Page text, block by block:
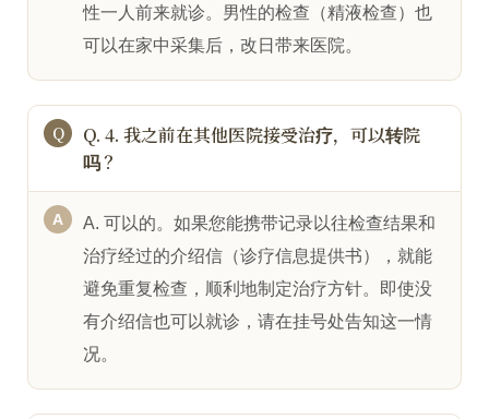
性一人前来就诊。男性的检查（精液检查）也
可以在家中采集后，改日带来医院。
Q. 4. 我之前在其他医院接受治疗，可以转院
吗？
A. 可以的。如果您能携带记录以往检查结果和
治疗经过的介绍信（诊疗信息提供书），就能
避免重复检查，顺利地制定治疗方针。即使没
有介绍信也可以就诊，请在挂号处告知这一情
况。